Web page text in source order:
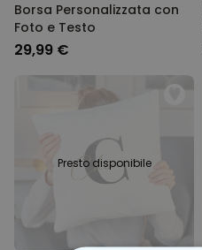
Borsa Personalizzata con
Foto e Testo
29,99 €
Presto disponibile